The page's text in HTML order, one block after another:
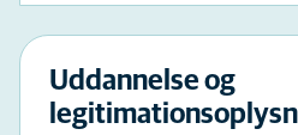
Uddannelse og